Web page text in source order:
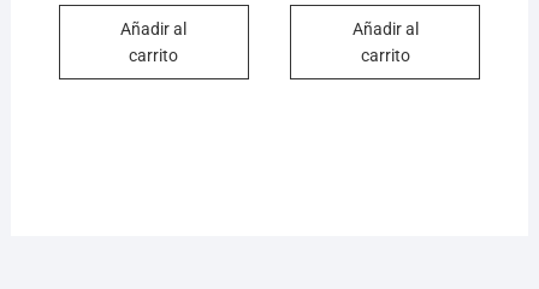
Añadir al
carrito
Añadir al
carrito